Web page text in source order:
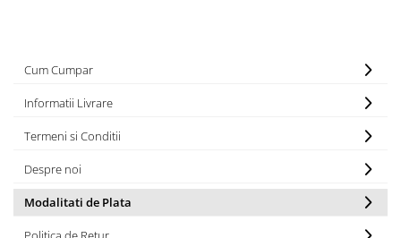
Cum Cumpar
Informatii Livrare
Termeni si Conditii
Despre noi
Modalitati de Plata